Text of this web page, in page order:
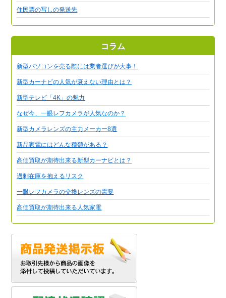
住民票の写しの発送先
コラム
新型パソコンを売る際には業者選びが大事！
新型カーナビの人気が衰えない理由とは？
新型テレビ「4K」の魅力
なぜ今、一眼レフカメラが人気なのか？
新型カメラレンズの主力メーカー8選
新品家電にはどんな種類がある？
高価買取が期待出来る新型カーナビとは？
過剰在庫を抱えるリスク
一眼レフカメラの交換レンズの需要
高価買取が期待出来る人気家電